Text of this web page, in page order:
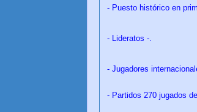
- Puesto histórico en
- Lideratos -.
- Jugadores
- Partidos 270 jugados